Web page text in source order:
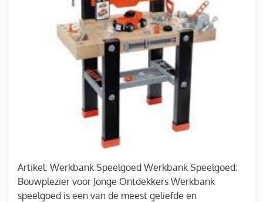
Artikel: Werkbank Speelgoed Werkbank Speelgoed:
Bouwplezier voor Jonge Ontdekkers Werkbank
speelgoed is een van de meest geliefde en